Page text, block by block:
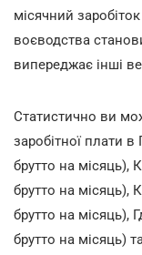
місячний
воєводства
випереджає інші
Статистично ви
заробітної плати
брутто на місяць),
брутто на місяць),
брутто на місяць),
брутто на місяць)